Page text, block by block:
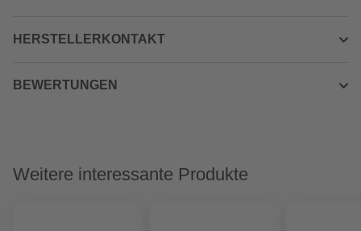
HERSTELLERKONTAKT
BEWERTUNGEN
Weitere interessante Produkte